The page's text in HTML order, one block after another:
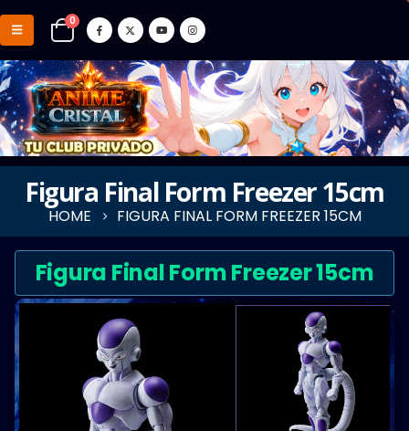
0
Figura Final Form Freezer 15cm
HOME FIGURA FINAL FORM FREEZER 15CM
Figura Final Form Freezer 15cm